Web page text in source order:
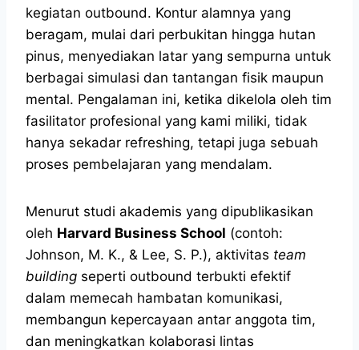
kegiatan outbound. Kontur alamnya yang
beragam, mulai dari perbukitan hingga hutan
pinus, menyediakan latar yang sempurna untuk
berbagai simulasi dan tantangan fisik maupun
mental. Pengalaman ini, ketika dikelola oleh tim
fasilitator profesional yang kami miliki, tidak
hanya sekadar refreshing, tetapi juga sebuah
proses pembelajaran yang mendalam.
Menurut studi akademis yang dipublikasikan
oleh Harvard Business School (contoh:
Johnson, M. K., & Lee, S. P.), aktivitas team
building seperti outbound terbukti efektif
dalam memecah hambatan komunikasi,
membangun kepercayaan antar anggota tim,
dan meningkatkan kolaborasi lintas